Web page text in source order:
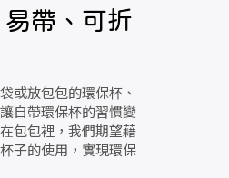
帶、可折
或放包包的環保杯、
自帶環保杯的習慣變
包包裡，我們期望藉
子的使用，實現環保